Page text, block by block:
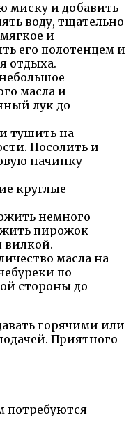
миску и добавить
воду, тщательно
и
его полотенцем и
отдыха.
масла и
лук до
тушить на
Посолить и
начинку
круглые
немного
пирожок
вилкой.
масла на
по
стороны до
горячими или
Приятного
потребуются